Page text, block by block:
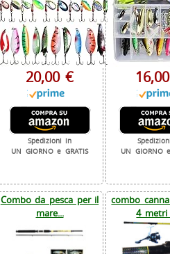
20,00 €
Spedizioni in
UN GIORNO e GRATIS
UN GIORNO
Combo da pesca per il
mare...
combo
4 metri